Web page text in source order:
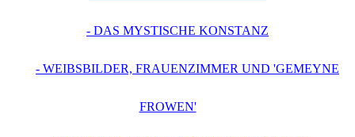
- DAS MYSTISCHE KONSTANZ
- WEIBSBILDER, FRAUENZIMMER UND 'GEMEYNE
FROWEN'